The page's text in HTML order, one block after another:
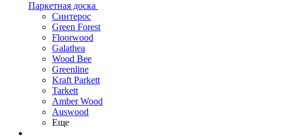
Паркетная доска
Синтерос
Green Forest
Floorwood
Galathea
Wood Bee
Greenline
Kraft Parkett
Tarkett
Amber Wood
Auswood
Еще